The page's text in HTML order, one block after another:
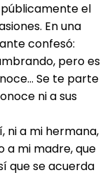
el
En una
confesó:
pero es
Se te parte
ni a sus
ni a mi hermana,
a mi madre, que
que se acuerda